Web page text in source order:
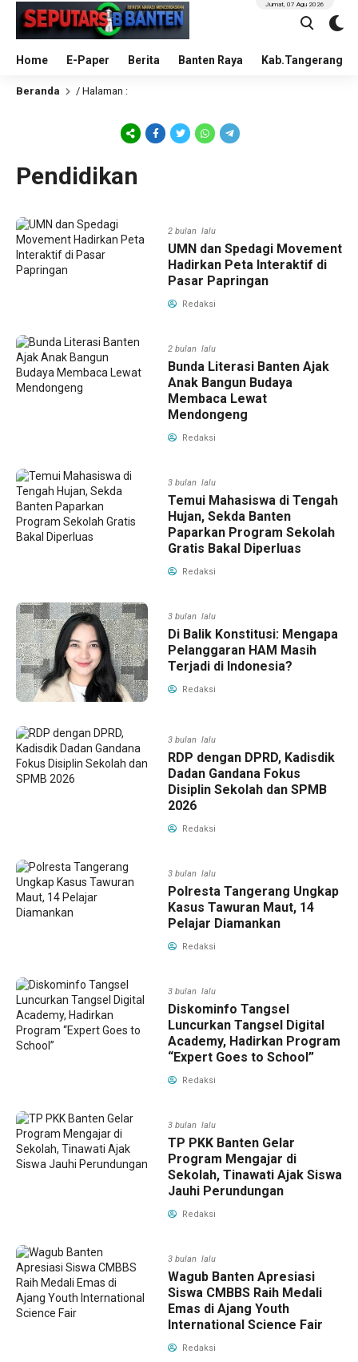
Home E-Paper Berita Banten Raya Kab.Tangerang
Jumat, 07 Agu 2026
Beranda / Halaman :
Pendidikan
2 bulan lalu
UMN dan Spedagi Movement
Hadirkan Peta Interaktif di
Pasar Papringan
Redaksi
2 bulan lalu
Bunda Literasi Banten Ajak
Anak Bangun Budaya
Membaca Lewat
Mendongeng
Redaksi
3 bulan lalu
Temui Mahasiswa di Tengah
Hujan, Sekda Banten
Paparkan Program Sekolah
Gratis Bakal Diperluas
Redaksi
3 bulan lalu
Di Balik Konstitusi: Mengapa
Pelanggaran HAM Masih
Terjadi di Indonesia?
Redaksi
3 bulan lalu
RDP dengan DPRD, Kadisdik
Dadan Gandana Fokus
Disiplin Sekolah dan SPMB
2026
Redaksi
3 bulan lalu
Polresta Tangerang Ungkap
Kasus Tawuran Maut, 14
Pelajar Diamankan
Redaksi
3 bulan lalu
Diskominfo Tangsel
Luncurkan Tangsel Digital
Academy, Hadirkan Program
“Expert Goes to School”
Redaksi
3 bulan lalu
TP PKK Banten Gelar
Program Mengajar di
Sekolah, Tinawati Ajak Siswa
Jauhi Perundungan
Redaksi
3 bulan lalu
Wagub Banten Apresiasi
Siswa CMBBS Raih Medali
Emas di Ajang Youth
International Science Fair
Redaksi